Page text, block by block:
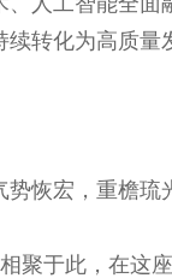
转化为高质量
势恢宏，重檐琉
聚于此，在这